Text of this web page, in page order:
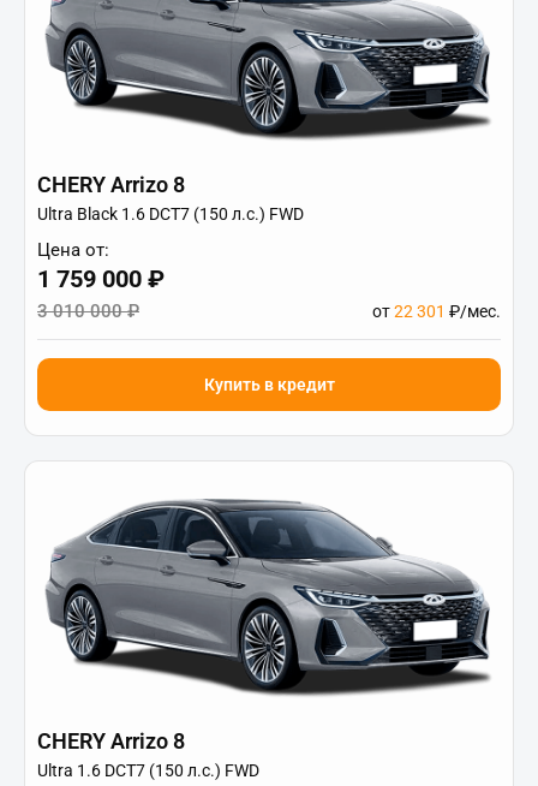
CHERY Arrizo 8
Ultra Black 1.6 DCT7 (150 л.с.) FWD
Цена от:
1 759 000 ₽
3 010 000 ₽ от22 301 ₽/мес.
Купить в кредит
CHERY Arrizo 8
Ultra 1.6 DCT7 (150 л.с.) FWD